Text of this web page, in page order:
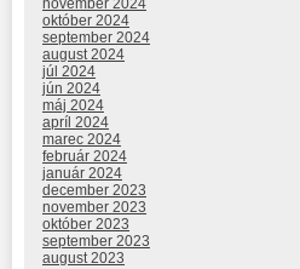
november 2024
október 2024
september 2024
august 2024
júl 2024
jún 2024
máj 2024
apríl 2024
marec 2024
február 2024
január 2024
december 2023
november 2023
október 2023
september 2023
august 2023